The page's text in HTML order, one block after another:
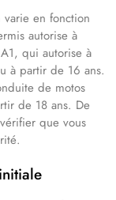
en fonction
autorise à
qui autorise à
à partir de 16 ans.
de motos
de 18 ans. De
que vous